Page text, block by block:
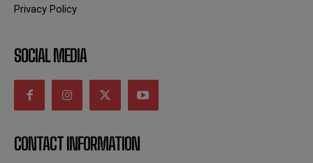
Privacy Policy
SOCIAL MEDIA
CONTACT INFORMATION